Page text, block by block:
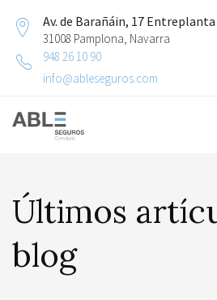
Av. de Barañáin, 17
31008 Pamplona, Navarra
948 26 10 90
info@ableseguros.com
Últimos
blog